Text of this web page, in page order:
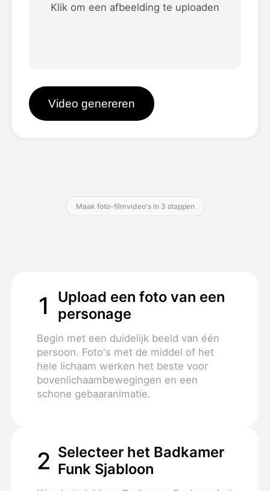
Bekijk alle sjablonen
Blog
Klik om een afbeelding te uploaden
Video genereren
Maak foto-filmvideo's in 3 stappen
1
Upload een foto van een
personage
Begin met een duidelijk beeld van één
persoon. Foto's met de middel of het
hele lichaam werken het beste voor
bovenlichaambewegingen en een
schone gebaaranimatie.
2 Selecteer het Badkamer
Funk Sjabloon